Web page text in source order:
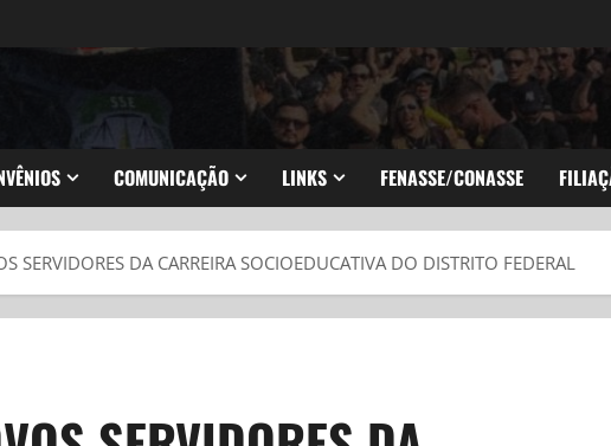
COMUNICAÇÃO LINKS FENASSE/CONASSE
SERVIDORES DA CARREIRA SOCIOEDUCATIVA DO DISTRITO FEDERAL